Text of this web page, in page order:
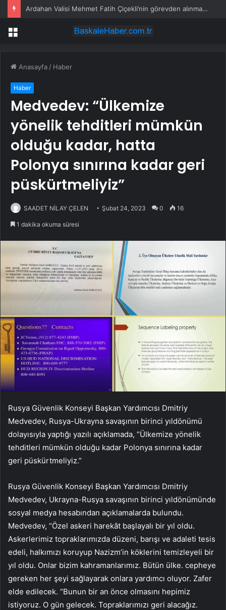
Ardahan Valisi Mehmet Fatih Çiçekli’nin görevden alınmasının perde arkası
Menü
Anasayfa / Haber
Haber
Medvedev: “Ülkemize
yönelik tehditleri mümkün
olduğu kadar, hatta
Polonya sınırına kadar geri
püskürtmeliyiz”
SAADET NİLAY ÇELEN Şubat 24, 2023 0 16
1 dakika okuma süresi
Rusya Güvenlik Konseyi Başkan Yardımcısı Dmitriy
Medvedev, Rusya-Ukrayna savaşının birinci yıldönümü
dolayısıyla yaptığı yazılı açıklamada, “Ülkemize yönelik
tehditleri mümkün olduğu kadar Polonya sınırına kadar
geri püskürtmeliyiz.”
Rusya Güvenlik Konseyi Başkan Yardımcısı Dmitriy
Medvedev, Ukrayna-Rusya savaşının birinci yıldönümünde
sosyal medya hesabından açıklamalarda bulundu.
Medvedev, “Özel askeri harekât başlayalı bir yıl oldu.
Askerlerimiz topraklarımızda düzeni, barışı ve adaleti tesis
edeli, halkımızı koruyup Nazizm’in köklerini temizleyeli bir
yıl oldu. Onlar bizim kahramanlarımız. Bütün ülke. cepheye
gereken her şeyi sağlayarak onlara yardımcı oluyor. Zafer
elde edilecek. “Bunun bir an önce olmasını hepimiz
istiyoruz. O gün gelecek. Topraklarımızı geri alacağız.